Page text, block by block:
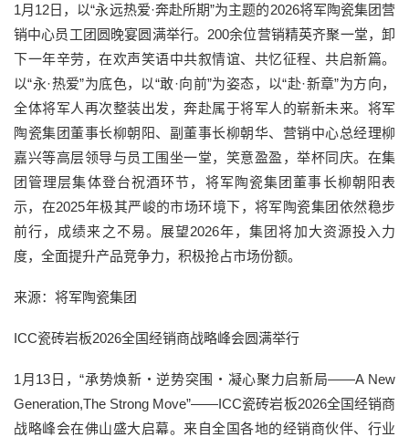
1月12日，以“永远热爱·奔赴所期”为主题的2026将军陶瓷集团营
销中心员工团圆晚宴圆满举行。200余位营销精英齐聚一堂，卸
下一年辛劳，在欢声笑语中共叙情谊、共忆征程、共启新篇。
以“永·热爱”为底色，以“敢·向前”为姿态，以“赴·新章”为方向，
全体将军人再次整装出发，奔赴属于将军人的崭新未来。将军
陶瓷集团董事长柳朝阳、副董事长柳朝华、营销中心总经理柳
嘉兴等高层领导与员工围坐一堂，笑意盈盈，举杯同庆。在集
团管理层集体登台祝酒环节，将军陶瓷集团董事长柳朝阳表
示，在2025年极其严峻的市场环境下，将军陶瓷集团依然稳步
前行，成绩来之不易。展望2026年，集团将加大资源投入力
度，全面提升产品竞争力，积极抢占市场份额。
来源：将军陶瓷集团
ICC瓷砖岩板2026全国经销商战略峰会圆满举行
1月13日，“承势焕新・逆势突围・凝心聚力启新局——A New
Generation,The Strong Move”——ICC瓷砖岩板2026全国经销商
战略峰会在佛山盛大启幕。来自全国各地的经销商伙伴、行业